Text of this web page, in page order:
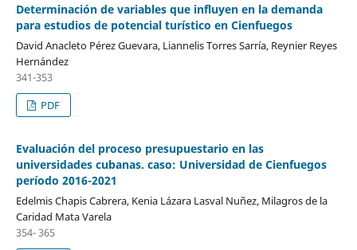
Determinación de variables que influyen en la demanda
para estudios de potencial turístico en Cienfuegos
David Anacleto Pérez Guevara, Liannelis Torres Sarría, Reynier Reyes
Hernández
341-353
PDF
Evaluación del proceso presupuestario en las
universidades cubanas. caso: Universidad de Cienfuegos
período 2016-2021
Edelmis Chapis Cabrera, Kenia Lázara Lasval Nuñez, Milagros de la
Caridad Mata Varela
354- 365